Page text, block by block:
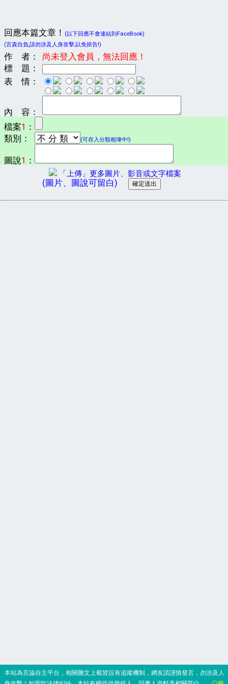
回應本篇文章！
(以下回應不會連結到FaceBook)
(言責自負,請勿涉及人身攻擊,以免挨告!)
作 者：
尚未登入會員，無法回應！
標 題：
表 情：
內 容：
檔案1 ：
類別：
(可存入分類相簿中!)
圖說1 ：
「上傳」更多圖片、影音或文字檔案
(圖片、圖說可留白)
‧本站為言論自主平台，相關圖文上載皆設有追蹤機制，網友請謹慎發言，勿涉及人